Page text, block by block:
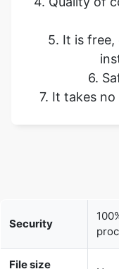
6.
7. It takes
limits
Usage limits